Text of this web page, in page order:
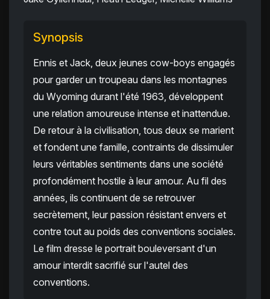
Synopsis
Ennis et Jack, deux jeunes cow-boys engagés
pour garder un troupeau dans les montagnes
du Wyoming durant l'été 1963, développent
une relation amoureuse intense et inattendue.
De retour à la civilisation, tous deux se marient
et fondent une famille, contraints de dissimuler
leurs véritables sentiments dans une société
profondément hostile à leur amour. Au fil des
années, ils continuent de se retrouver
secrètement, leur passion résistant envers et
contre tout au poids des conventions sociales.
Le film dresse le portrait bouleversant d'un
amour interdit sacrifié sur l'autel des
conventions.